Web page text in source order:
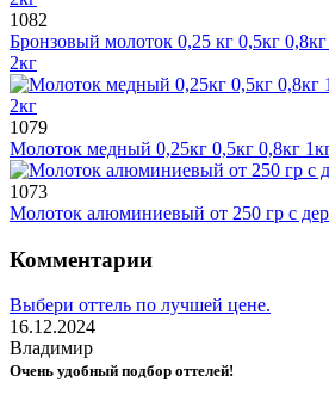
1082
Бронзовый молоток 0,25 кг 0,5кг
2кг
1079
Молоток медный 0,25кг 0,5кг 0,8кг
1073
Молоток алюминиевый от 250 гр с
Комментарии
Выбери оттель по лучшей цене.
16.12.2024
Владимир
Очень удобный подбор оттелей!